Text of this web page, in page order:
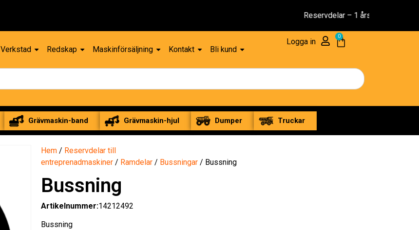
Verkstad Redskap Maskinförsäljning Kontakt Bli kund
Logga in
0
Grävmaskin-band Grävmaskin-hjul Dumper Truckar
Hem / Reservdelar till
entreprenadmaskiner / Ramdelar / Bussningar / Bussning
Bussning
Artikelnummer:14212492
Bussning